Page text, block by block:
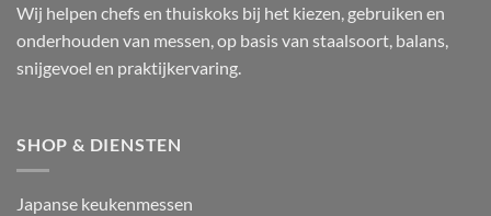
Wij helpen chefs en thuiskoks bij het kiezen, gebruiken en
onderhouden van messen, op basis van staalsoort, balans,
snijgevoel en praktijkervaring.
SHOP & DIENSTEN
Japanse keukenmessen